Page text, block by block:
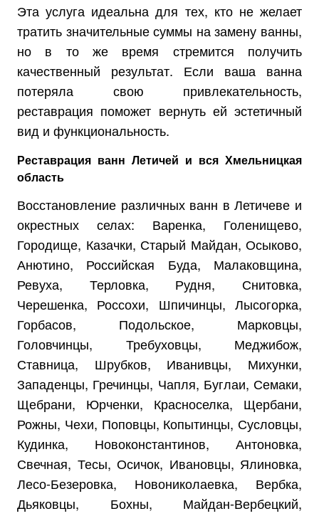
Эта услуга идеальна для тех, кто не желает
тратить значительные суммы на замену ванны,
но в то же время стремится получить
качественный результат. Если ваша ванна
потеряла свою привлекательность,
реставрация поможет вернуть ей эстетичный
вид и функциональность.
Реставрация ванн Летичей и вся Хмельницкая
область
Восстановление различных ванн в Летичеве и
окрестных селах: Варенка, Голенищево,
Городище, Казачки, Старый Майдан, Осыково,
Анютино, Российская Буда, Малаковщина,
Ревуха, Терловка, Рудня, Снитовка,
Черешенка, Россохи, Шпичинцы, Лысогорка,
Горбасов, Подольское, Марковцы,
Головчинцы, Требуховцы, Меджибож,
Ставница, Шрубков, Иванивцы, Михунки,
Западенцы, Гречинцы, Чапля, Буглаи, Семаки,
Щебрани, Юрченки, Красноселка, Щербани,
Рожны, Чехи, Поповцы, Копытинцы, Сусловцы,
Кудинка, Новоконстантинов, Антоновка,
Свечная, Тесы, Осичок, Ивановцы, Ялиновка,
Лесо-Безеровка, Новониколаевка, Вербка,
Дьяковцы, Бохны, Майдан-Вербецкий,